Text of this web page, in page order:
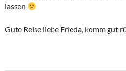
lassen
Gute Reise liebe Frieda, komm gut